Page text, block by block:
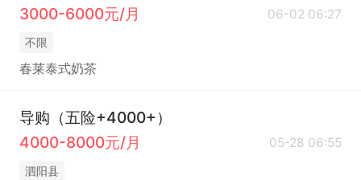
3000-6000元/月
06-02 06:27
不限
春莱泰式奶茶
导购（五险+4000+）
4000-8000元/月
05-28 06:55
泗阳县